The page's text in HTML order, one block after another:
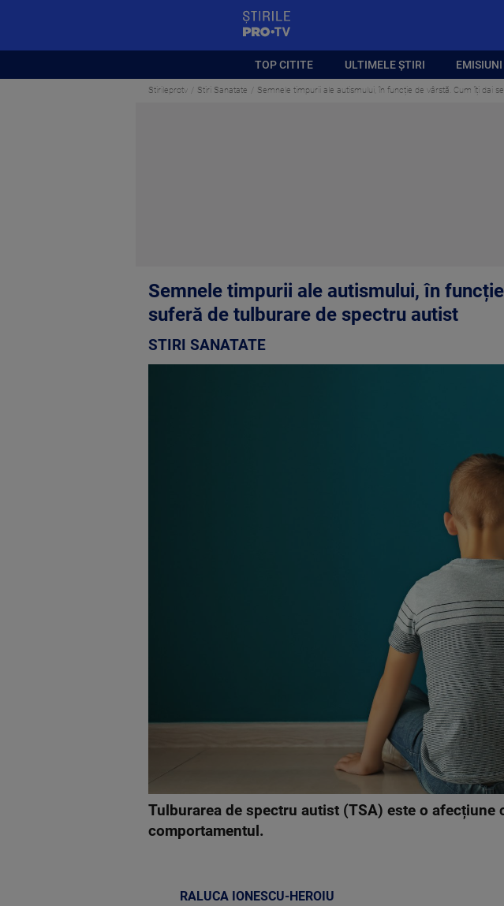
TOP CITITE ULTIMELE ȘTIRI
Stirileprotv Stiri Sanatate Semnele timpurii ale autismului, în funcție de vârstă. Cum îți dai
Semnele timpurii ale autismului, în
suferă de tulburare de spectru autist
STIRI SANATATE
Tulburarea de spectru autist (TSA) este o
comportamentul.
RALUCA IONESCU-HEROIU